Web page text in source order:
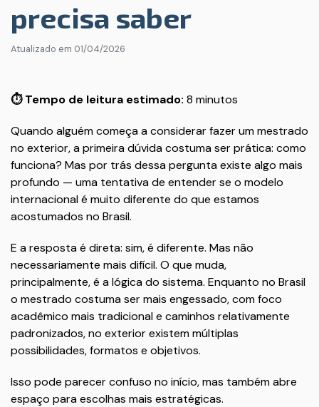
precisa saber
Atualizado em 01/04/2026
⏱️ Tempo de leitura estimado: 8 minutos
Quando alguém começa a considerar fazer um mestrado
no exterior, a primeira dúvida costuma ser prática: como
funciona? Mas por trás dessa pergunta existe algo mais
profundo — uma tentativa de entender se o modelo
internacional é muito diferente do que estamos
acostumados no Brasil.
E a resposta é direta: sim, é diferente. Mas não
necessariamente mais difícil. O que muda,
principalmente, é a lógica do sistema. Enquanto no Brasil
o mestrado costuma ser mais engessado, com foco
acadêmico mais tradicional e caminhos relativamente
padronizados, no exterior existem múltiplas
possibilidades, formatos e objetivos.
Isso pode parecer confuso no início, mas também abre
espaço para escolhas mais estratégicas.